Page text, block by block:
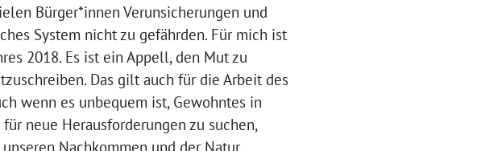
Bürger*innen Verunsicherungen und
System nicht zu gefährden. Für mich ist
2018. Es ist ein Appell, den Mut zu
Das gilt auch für die Arbeit des
wenn es unbequem ist, Gewohntes in
neue Herausforderungen zu suchen,
Nachkommen und der Natur